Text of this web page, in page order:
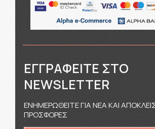
ΕΓΓΡΑΦΕΊΤΕ ΣΤΟ
NEWSLETTER
ΕΝΗΜΕΡΩΘΕΙΤΕ ΓΙΑ ΝΕΑ ΚΑΙ
ΠΡΟΣΦΟΡΕΣ